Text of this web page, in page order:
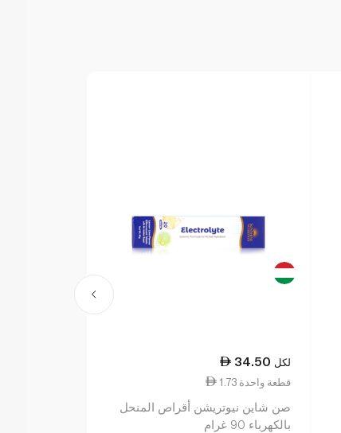
34.50 لكل
1.73 قطعة واحدة
صن شاين نيوتريشن أقراص المنحل
بالكهرباء 90 غرام